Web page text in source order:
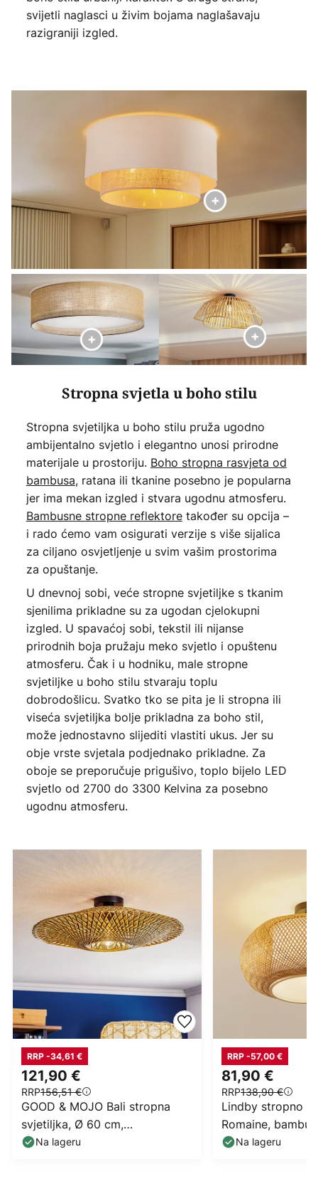
svijetli naglasci u živim bojama naglašavaju
razigraniji izgled.
Stropna svjetla u boho stilu
Stropna svjetiljka u boho stilu pruža ugodno
ambijentalno svjetlo i elegantno unosi prirodne
materijale u prostoriju. Boho stropna rasvjeta od
bambusa, ratana ili tkanine posebno je popularna
jer ima mekan izgled i stvara ugodnu atmosferu.
Bambusne stropne reflektoretakođer su opcija –
i rado ćemo vam osigurati verzije s više sijalica
za ciljano osvjetljenje u svim vašim prostorima
za opuštanje.
U dnevnoj sobi, veće stropne svjetiljke s tkanim
sjenilima prikladne su za ugodan cjelokupni
izgled. U spavaćoj sobi, tekstil ili nijanse
prirodnih boja pružaju meko svjetlo i opuštenu
atmosferu. Čak i u hodniku, male stropne
svjetiljke u boho stilu stvaraju toplu
dobrodošlicu. Svatko tko se pita je li stropna ili
viseća svjetiljka bolje prikladna za boho stil,
može jednostavno slijediti vlastiti ukus. Jer su
obje vrste svjetala podjednako prikladne. Za
oboje se preporučuje prigušivo, toplo bijelo LED
svjetlo od 2700 do 3300 Kelvina za posebno
ugodnu atmosferu.
121,90 €
RRP156,51 €
RRP -34,61 €
GOOD & MOJO Bali stropna
svjetiljka, Ø 60 cm,
crna/prirodna, bambus
Na lageru
81,90 €
RRP138,90 €
RRP -57,00 €
Lindby stropno
Romaine,
prirodno/bijelo,
Na lageru